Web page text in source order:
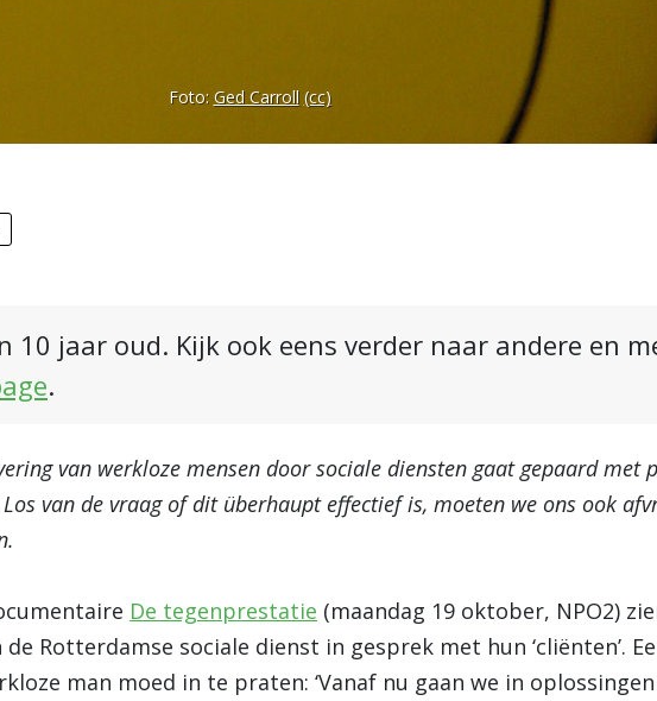
Foto: Ged Carroll (cc)
10 jaar oud. Kijk ook eens verder naar andere en
.
van werkloze mensen door sociale diensten gaat gepaard met
Los van de vraag of dit überhaupt effectief is, moeten we ons ook
De tegenprestatie (maandag 19 oktober, NPO2)
Rotterdamse sociale dienst in gesprek met hun ‘cliënten’.
man moed in te praten: ‘Vanaf nu gaan we in